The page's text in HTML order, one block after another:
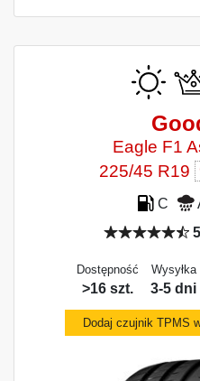
Eagle F1
225/45 R19
C
Dostępność
>16 szt.
Wysyłka
3-5 dni
Dodaj czujnik TPMS